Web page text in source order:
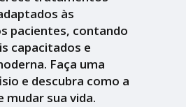
às
pacientes, contando
capacitados e
Faça uma
e descubra como a
mudar sua vida.